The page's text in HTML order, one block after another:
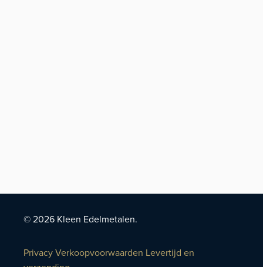
© 2026 Kleen Edelmetalen.
Privacy Verkoopvoorwaarden Levertijd en